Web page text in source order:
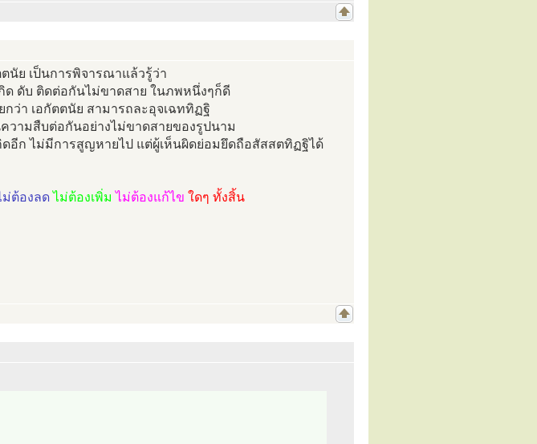
นัย เป็นการพิจารณาแล้วรู้ว่า
ด ดับ ติดต่อกันไม่ขาดสาย ในภพหนึ่งๆก็ดี
ว่า เอกัตตนัย สามารถละอุจเฉททิฏฐิ
วามสืบต่อกันอย่างไม่ขาดสายของรูปนาม
ดอีก ไม่มีการสูญหายไป แต่ผู้เห็นผิดย่อมยึดถือสัสสตทิฏฐิได้
ม่ต้องลดไม่ต้องเพิ่ม ไม่ต้องแก้ไข ใดๆ ทั้งสิ้น